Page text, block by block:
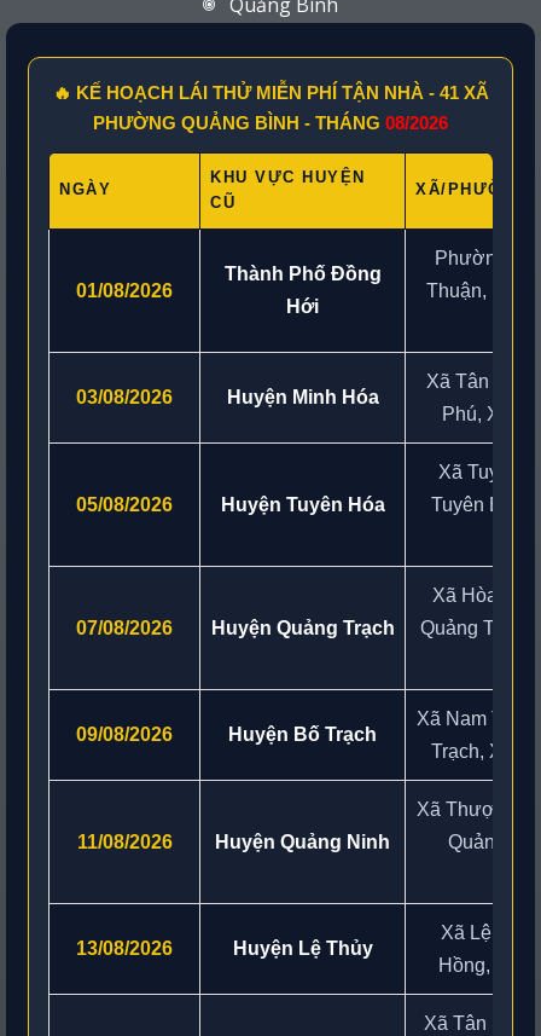
🔥 KẾ HOẠCH LÁI THỬ MIỄN PHÍ TẬN NHÀ - 41 XÃ
PHƯỜNG QUẢNG BÌNH - THÁNG 08/2026
NGÀY
KHU VỰC HUYỆN
CŨ
XÃ/PHƯỜNG
01/08/2026
Thành Phố Đồng
Hới
Phường
Thuận,
03/08/2026 Huyện Minh Hóa
Xã Tân
Phú, Xã
05/08/2026 Huyện Tuyên Hóa
Xã Tuyên
Tuyên Bình,
07/08/2026 Huyện Quảng Trạch
Xã Hòa
Quảng
09/08/2026 Huyện Bố Trạch
Xã Nam
Trạch, Xã
11/08/2026 Huyện Quảng Ninh
Xã Thượng
Quảng
13/08/2026 Huyện Lệ Thủy
Xã Lệ
Hồng, Xã
Xã Tân Mỹ,